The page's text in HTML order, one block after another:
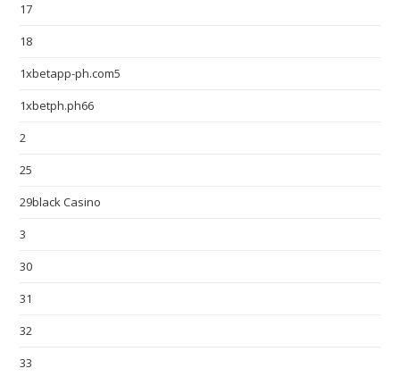
17
18
1xbetapp-ph.com5
1xbetph.ph66
2
25
29black Casino
3
30
31
32
33